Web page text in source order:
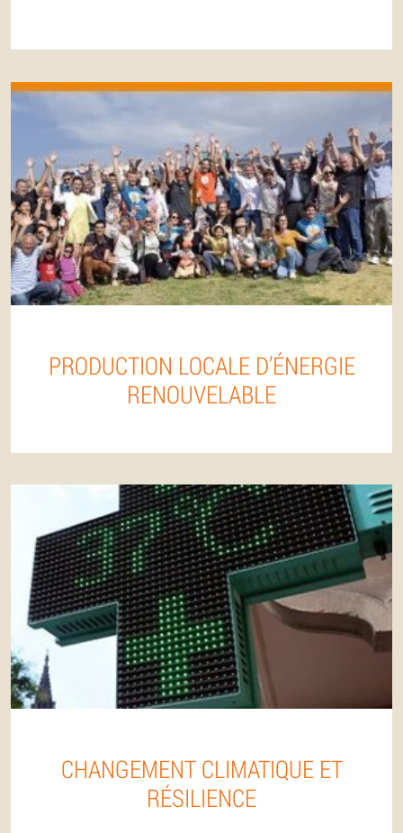
PRODUCTION LOCALE D’ÉNERGIE
RENOUVELABLE
CHANGEMENT CLIMATIQUE ET
RÉSILIENCE